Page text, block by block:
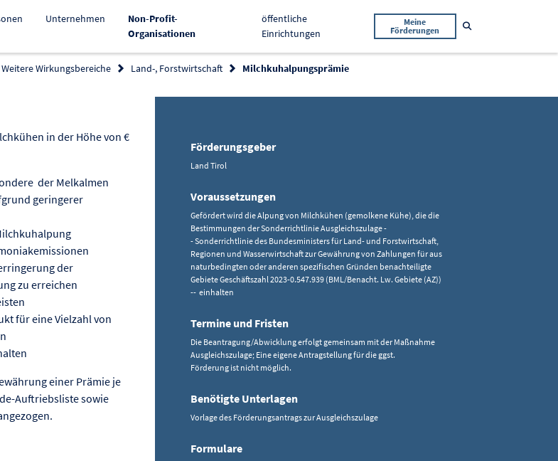
Unternehmen
Non-Profit-
OrganisationenAktiv
öffentliche
Einrichtungen
Meine
Förderungen
Weitere Wirkungsbereiche Land-, Forstwirtschaft Milchkuhalpungsprämie
in der Höhe von €
der Melkalmen
geringerer
der
zu erreichen
für eine Vielzahl von
einer Prämie je
Auftriebsliste sowie
Förderungsgeber
Land Tirol
Voraussetzungen
Gefördert wird die Alpung von Milchkühen (gemolkene Kühe), die die
Bestimmungen der Sonderrichtlinie Ausgleichszulage -
- Sonderrichtlinie des Bundesministers für Land- und Forstwirtschaft,
Regionen und Wasserwirtschaft zur Gewährung von Zahlungen für aus
naturbedingten oder anderen spezifischen Gründen benachteiligte
Gebiete Geschäftszahl 2023-0.547.939 (BML/Benacht. Lw. Gebiete (AZ))
-- einhalten
Termine und Fristen
Die Beantragung/Abwicklung erfolgt gemeinsam mit der Maßnahme
Ausgleichszulage; Eine eigene Antragstellung für die ggst.
Förderung ist nicht möglich.
Benötigte Unterlagen
Vorlage des Förderungsantrags zur Ausgleichszulage
Formulare